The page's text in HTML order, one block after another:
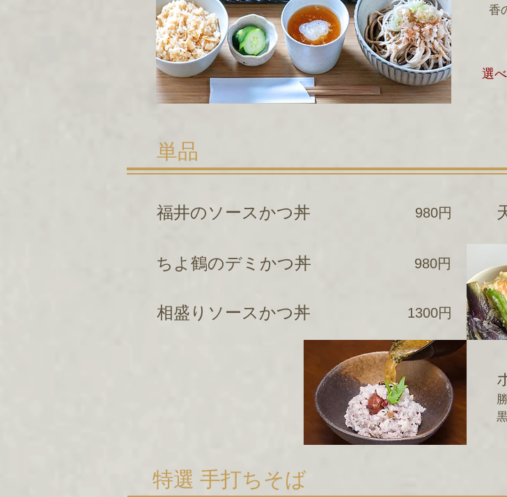
香
選
単品
福井のソースかつ丼 980円
ちよ鶴のデミかつ丼 980円
相盛りソースかつ丼 1300円
特選 手打ちそば